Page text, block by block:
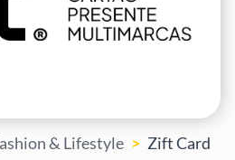
& Lifestyle Zift Card